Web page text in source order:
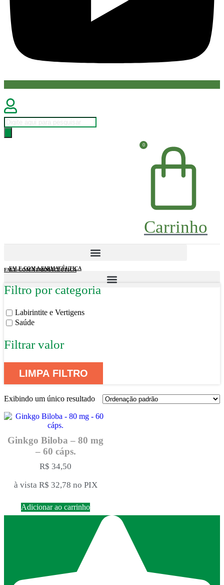
Pesquisar
produtos
0
Carrinho
FALE COM A FARMACÊUTICA
FALE COM A FARMACÊUTICA
Filtro por categoria
Labirintite e Vertigens
Saúde
Filtrar valor
LIMPA FILTRO
Exibindo um único resultado
Ginkgo Biloba – 80 mg
– 60 cáps.
R$ 34,50
à vista R$ 32,78 no PIX
Adicionar ao carrinho